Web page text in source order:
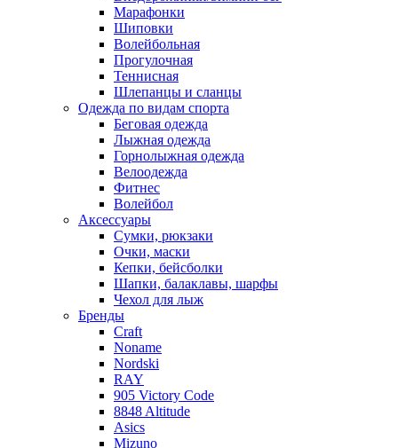
Марафонки
Шиповки
Волейбольная
Прогулочная
Теннисная
Шлепанцы и сланцы
Одежда по видам спорта
Беговая одежда
Лыжная одежда
Горнолыжная одежда
Велоодежда
Фитнес
Волейбол
Аксессуары
Сумки, рюкзаки
Очки, маски
Кепки, бейсболки
Шапки, балаклавы, шарфы
Чехол для лыж
Бренды
Craft
Noname
Nordski
RAY
905 Victory Code
8848 Altitude
Asics
Mizuno